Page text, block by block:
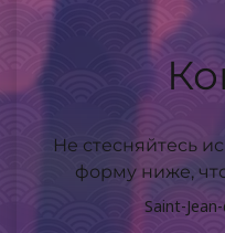
Не стесняйтесь
форму ниже,
Saint-